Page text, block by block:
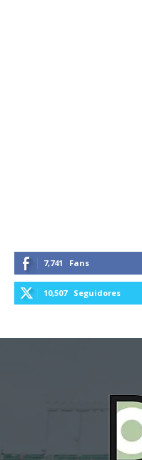
7,741 Fans
10,507 Seguidores